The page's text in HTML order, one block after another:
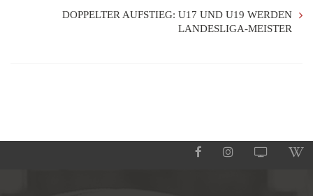
DOPPELTER AUFSTIEG: U17 UND U19 WERDEN
LANDESLIGA-MEISTER